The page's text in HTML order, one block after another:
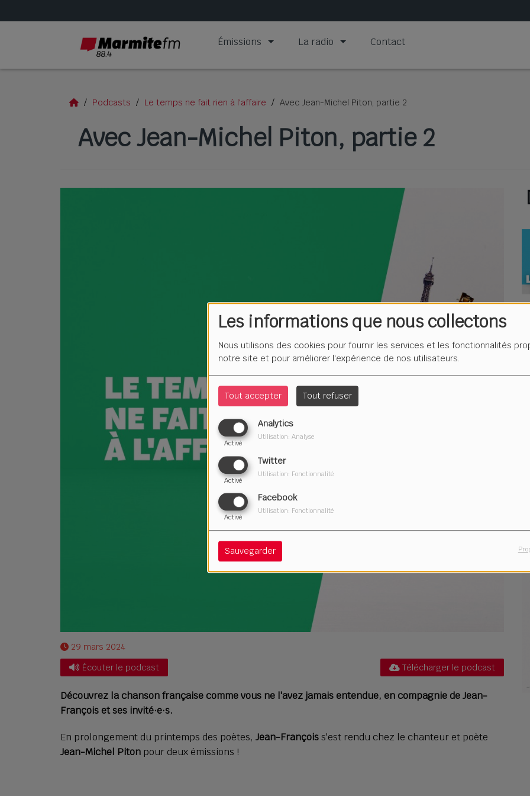
Les informations que nous collectons
Nous utilisons des cookies pour fournir les services et les fonctionnalités
notre site et pour améliorer l'expérience de nos utilisateurs.
Tout accepter Tout refuser
Analytics
Activé
Utilisation: Analyse
Twitter
Activé
Utilisation: Fonctionnalité
Facebook
Activé
Utilisation: Fonctionnalité
Sauvegarder
Émissions La radio Contact
Podcasts Le temps ne fait rien à l'affaire Avec Jean-Michel Piton, partie 2
Avec Jean-Michel Piton, partie 2
29 mars 2024
Écouter le podcast
Télécharger le podcast
Découvrez la chanson française comme vous ne l'avez jamais entendue, en compagnie de Jean-
François et ses invité·e·s.
En prolongement du printemps des poètes, Jean-Françoiss'est rendu chez le chanteur et poète
Jean-Michel Piton pour deux émissions !